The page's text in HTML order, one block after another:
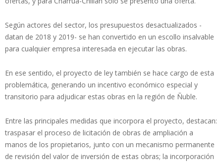
Según actores del sector, los presupuestos desactualizados -
datan de 2018 y 2019- se han convertido en un escollo insalvable
para cualquier empresa interesada en ejecutar las obras.
En ese sentido, el proyecto de ley también se hace cargo de esta
problemática, generando un incentivo económico especial y
transitorio para adjudicar estas obras en la región de Ñuble.
Entre las principales medidas que incorpora el proyecto, destacan:
traspasar el proceso de licitación de obras de ampliación a
manos de los propietarios, junto con un mecanismo permanente
de revisión del valor de inversión de estas obras; la incorporación